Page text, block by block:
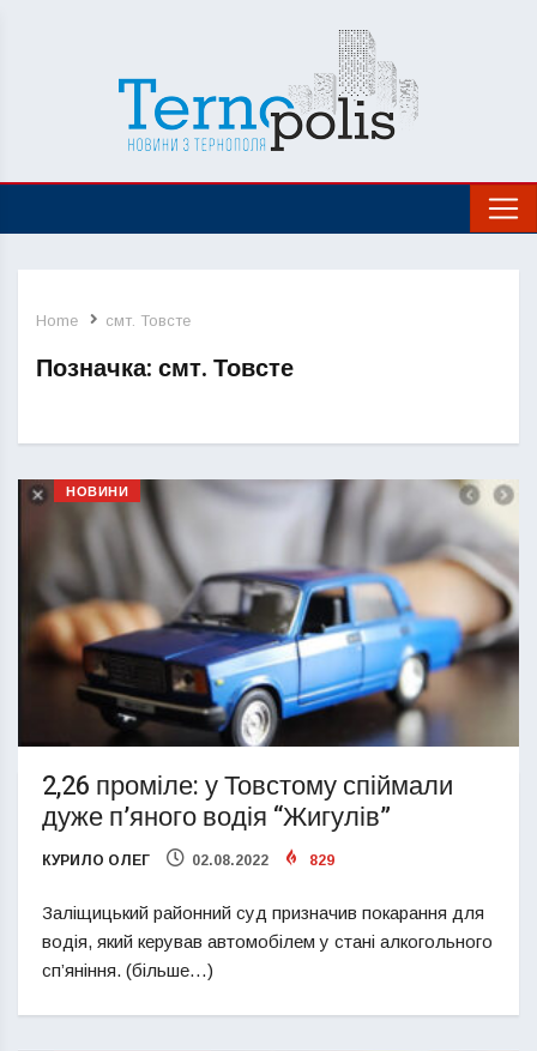
Home смт. Товсте
Позначка: смт. Товсте
НОВИНИ
2,26 проміле: у Товстому спіймали
дуже п’яного водія “Жигулів”
КУРИЛО ОЛЕГ 02.08.2022 829
Заліщицький районний суд призначив покарання для
водія, який керував автомобілем у стані алкогольного
сп’яніння. (більше…)